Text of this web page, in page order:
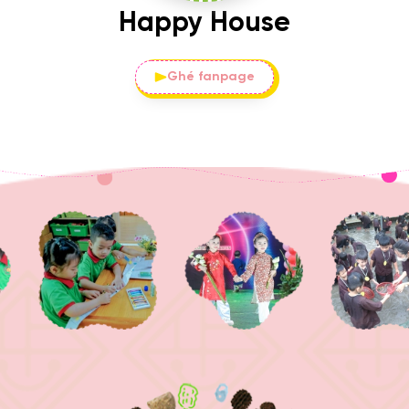
TẠI CƠ SỞ LŨY BÁN BÍCH
CƠ HỘI VIỆC LÀM CHO
GIÁO VIÊN MẦM NON
04/11/2024
Ngày hội: ĐỌC SÁCH
Happy House
Ghé fanpage